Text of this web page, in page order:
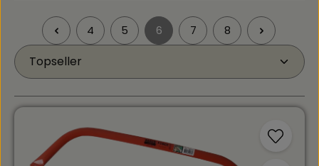
Seite
4 Seite
5 Seite
6 Seite
7 Seite
8